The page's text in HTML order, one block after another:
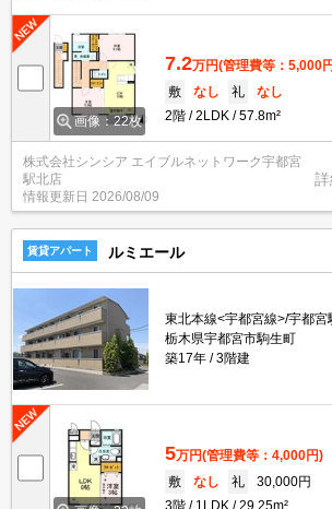
画像：22枚
7.2万円(管理費等：5,000
敷
なし 礼
なし
2階
2LDK 57.8m²
株式会社シンシア エイブルネットワーク宇都宮
駅北店
情報更新日 2026/08/09
賃貸アパート ルミエール
東北本線<宇都宮線>/宇都宮
栃木県宇都宮市駒生町
築17年
3階建
5万円(管理費等：4,000円)
敷
なし 礼
30,000円
3階
1LDK 29.25m²